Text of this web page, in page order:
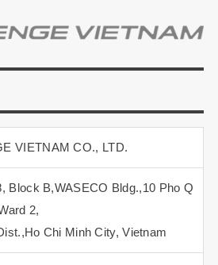
VIETNAM CO., LTD.
Block B,WASECO Bldg.,10 Pho Q
2,
Chi Minh City, Vietnam